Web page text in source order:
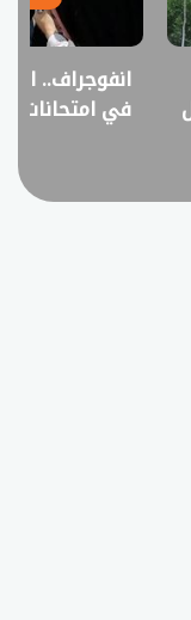
انفوجراف..
في امتحانات